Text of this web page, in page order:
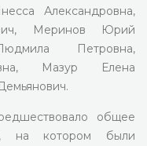
Александровна,
Меринов Юрий
Петровна,
Мазур Елена
общее
на котором были